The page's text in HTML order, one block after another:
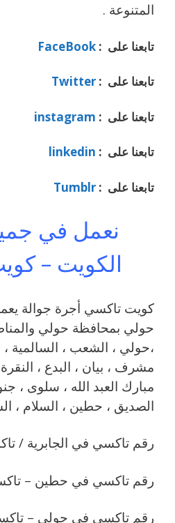
المتنوعة .
تابعنا على : FaceBook
تابعنا على : Twitter
تابعنا على : instagram
تابعنا على : linkedin
تابعنا على : Tumblr
نعمل في
الكويت –
كويت تاكسي أجرة جوالة
،حولي ، الشعب ، السالمية ،
مشرف ، بيان ، البدع ،
مبارك العبد الله ، سلوى ،
الصديق ، حطين ، السلام ،
رقم تاكسي في الجابرية /
رقم تاكسي في حطين –
رقم تاكسي في حولي –